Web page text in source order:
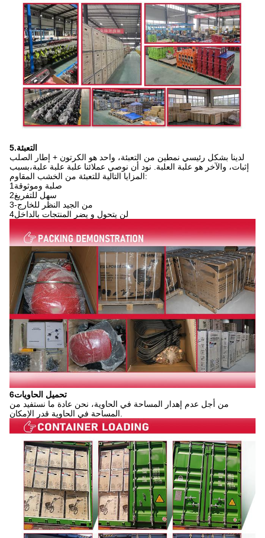
5.التعبئة
لدينا بشكل رئيسي نمطين من التعبئة، واحد هو الكرتون + إطار الصلب
إثبات، والآخر هو علبة العلبة. نود أن نوصي عملائنا علبة علبة علبة،بسبب
المزايا التالية للتعبئة من الخشب المقاوم:
1صلبة وموثوقة
2سهل للتفريغ
3-من الجيد النظر للخارج
4لن يتحول و يضر المنتجات بالداخل
6تحميل الحاويات
من أجل عدم إهدار المساحة في الحاوية، نحن عادة ما نستفيد من